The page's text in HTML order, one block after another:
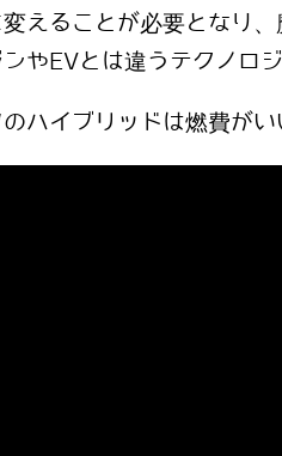
えることが必要となり
やEVとは違うテクノロ
ハイブリッドは燃費がい